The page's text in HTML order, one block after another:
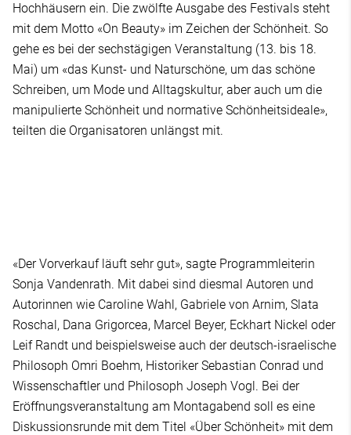
Hochhäusern ein. Die zwölfte Ausgabe des Festivals steht
mit dem Motto «On Beauty» im Zeichen der Schönheit. So
gehe es bei der sechstägigen Veranstaltung (13. bis 18.
Mai) um «das Kunst- und Naturschöne, um das schöne
Schreiben, um Mode und Alltagskultur, aber auch um die
manipulierte Schönheit und normative Schönheitsideale»,
teilten die Organisatoren unlängst mit.
«Der Vorverkauf läuft sehr gut», sagte Programmleiterin
Sonja Vandenrath. Mit dabei sind diesmal Autoren und
Autorinnen wie Caroline Wahl, Gabriele von Arnim, Slata
Roschal, Dana Grigorcea, Marcel Beyer, Eckhart Nickel oder
Leif Randt und beispielsweise auch der deutsch-israelische
Philosoph Omri Boehm, Historiker Sebastian Conrad und
Wissenschaftler und Philosoph Joseph Vogl. Bei der
Eröffnungsveranstaltung am Montagabend soll es eine
Diskussionsrunde mit dem Titel «Über Schönheit» mit dem